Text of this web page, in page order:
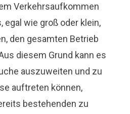
Verkehrsaufkommen
egal wie groß oder klein,
den gesamten Betrieb
diesem Grund kann es
auszuweiten und zu
auftreten können,
bestehenden zu